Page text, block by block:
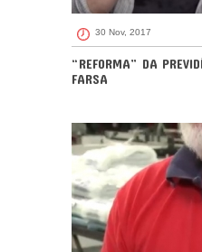
30 Nov, 2017
“REFORMA” DA
FARSA